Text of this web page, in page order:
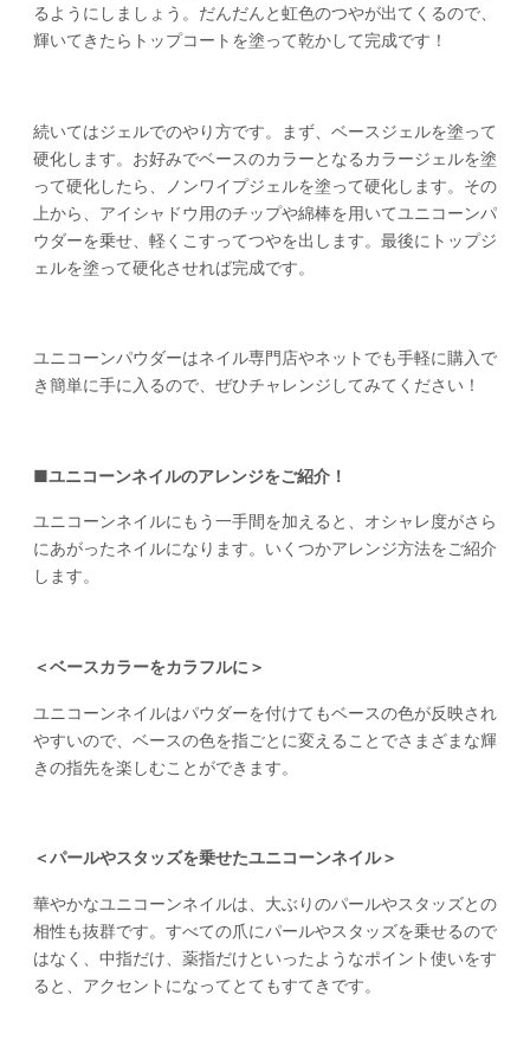
るようにしましょう。だんだんと虹色のつやが出てくるので、
輝いてきたらトップコートを塗って乾かして完成です！
続いてはジェルでのやり方です。まず、ベースジェルを塗って
硬化します。お好みでベースのカラーとなるカラージェルを塗
って硬化したら、ノンワイプジェルを塗って硬化します。その
上から、アイシャドウ用のチップや綿棒を用いてユニコーンパ
ウダーを乗せ、軽くこすってつやを出します。最後にトップジ
ェルを塗って硬化させれば完成です。
ユニコーンパウダーはネイル専門店やネットでも手軽に購入で
き簡単に手に入るので、ぜひチャレンジしてみてください！
■ユニコーンネイルのアレンジをご紹介！
ユニコーンネイルにもう一手間を加えると、オシャレ度がさら
にあがったネイルになります。いくつかアレンジ方法をご紹介
します。
＜ベースカラーをカラフルに＞
ユニコーンネイルはパウダーを付けてもベースの色が反映され
やすいので、ベースの色を指ごとに変えることでさまざまな輝
きの指先を楽しむことができます。
＜パールやスタッズを乗せたユニコーンネイル＞
華やかなユニコーンネイルは、大ぶりのパールやスタッズとの
相性も抜群です。すべての爪にパールやスタッズを乗せるので
はなく、中指だけ、薬指だけといったようなポイント使いをす
ると、アクセントになってとてもすてきです。